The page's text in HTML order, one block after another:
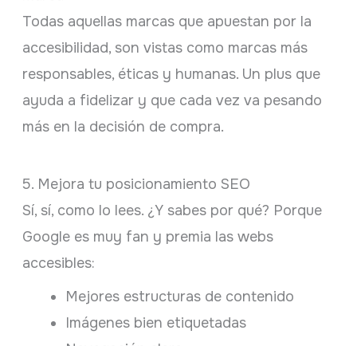
Todas aquellas marcas que apuestan por la
accesibilidad, son vistas como marcas más
responsables, éticas y humanas. Un plus que
ayuda a fidelizar y que cada vez va pesando
más en la decisión de compra.
5. Mejora tu posicionamiento SEO
Sí, sí, como lo lees. ¿Y sabes por qué? Porque
Google es muy fan y premia las webs
accesibles:
Mejores estructuras de contenido
Imágenes bien etiquetadas